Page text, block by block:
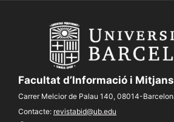
Facultat d’Informació i
Carrer Melcior de Palau 140, 08014-
Contacte: revistabid@ub.edu